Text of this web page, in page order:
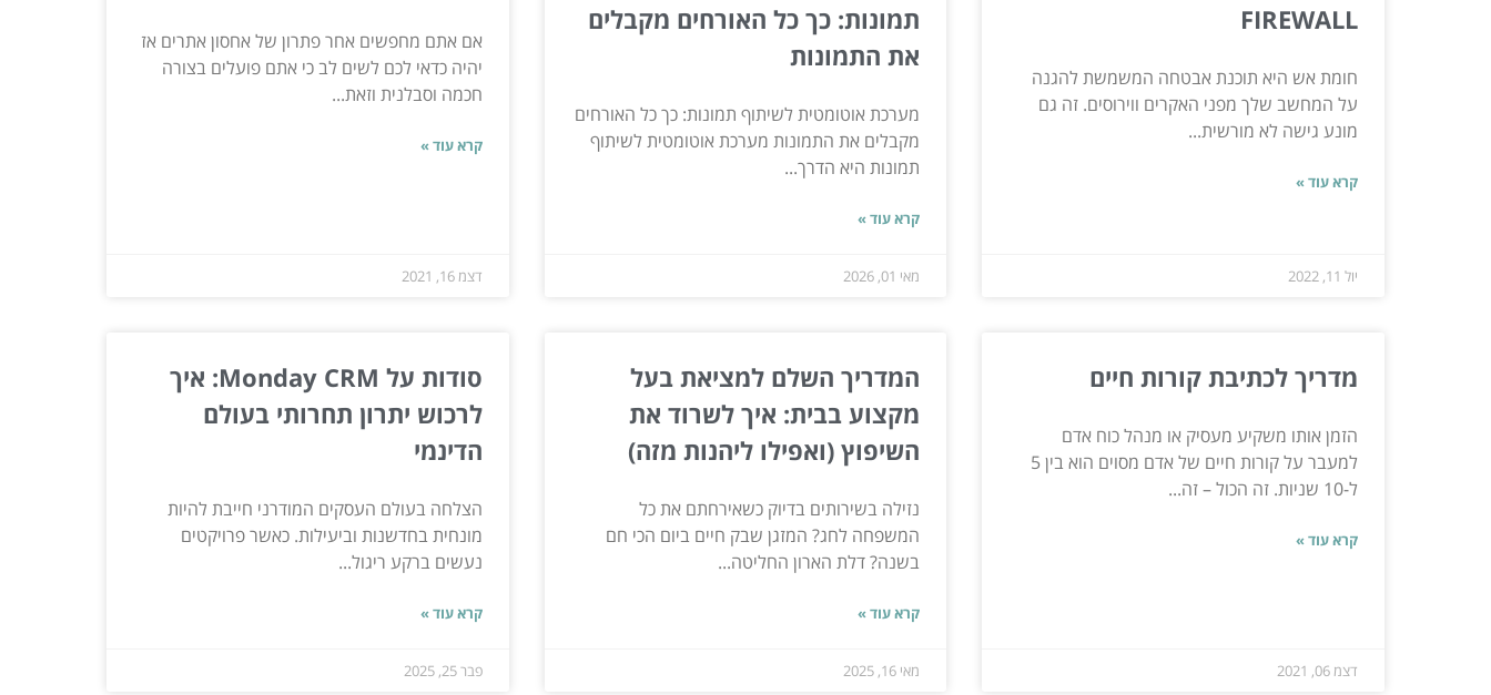
FIREWALL
חומת אש היא תוכנת אבטחה המשמשת להגנה
על המחשב שלך מפני האקרים ווירוסים. זה גם
מונע גישה לא מורשית...
קרא עוד »
יול 11, 2022
תמונות: כך כל האורחים מקבלים
את התמונות
מערכת אוטומטית לשיתוף תמונות: כך כל האורחים
מקבלים את התמונות מערכת אוטומטית לשיתוף
תמונות היא הדרך...
קרא עוד »
מאי 01, 2026
אם אתם מחפשים אחר פתרון של אחסון אתרים אז
יהיה כדאי לכם לשים לב כי אתם פועלים בצורה
חכמה וסבלנית וזאת...
קרא עוד »
דצמ 16, 2021
מדריך לכתיבת קורות חיים
הזמן אותו משקיע מעסיק או מנהל כוח אדם
למעבר על קורות חיים של אדם מסוים הוא בין 5
ל-10 שניות. זה הכול – זה...
קרא עוד »
דצמ 06, 2021
המדריך השלם למציאת בעל
מקצוע בבית: איך לשרוד את
השיפוץ (ואפילו ליהנות מזה)
נזילה בשירותים בדיוק כשאירחתם את כל
המשפחה לחג? המזגן שבק חיים ביום הכי חם
בשנה? דלת הארון החליטה...
קרא עוד »
מאי 16, 2025
סודות על Monday CRM: איך
לרכוש יתרון תחרותי בעולם
הדינמי
הצלחה בעולם העסקים המודרני חייבת להיות
מונחית בחדשנות וביעילות. כאשר פרויקטים
נעשים ברקע ריגול...
קרא עוד »
פבר 25, 2025